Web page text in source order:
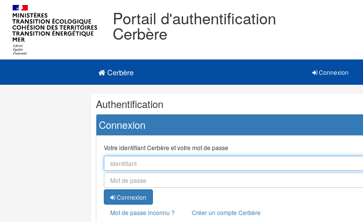
Portail d'authentification
Cerbère
Navigation
Menu principal
Cerbère Connexion
Navigation
et
outils
annexes
Authentification
Connexion
Votre identifiant Cerbère et votre mot de passe
Connexion
Mot de passe inconnu ?
Créer un compte Cerbère